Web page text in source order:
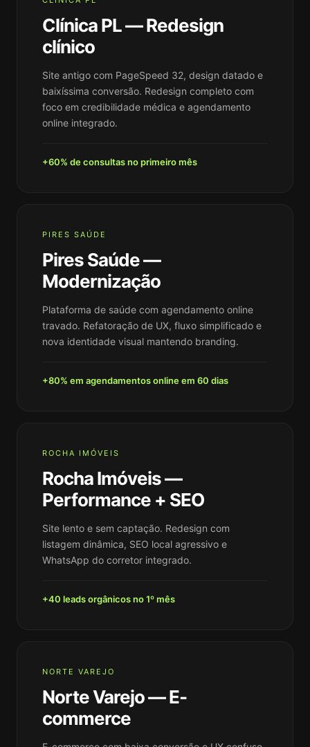
Clínica PL — Redesign
clínico
Site antigo com PageSpeed 32, design datado e
baixíssima conversão. Redesign completo com
foco em credibilidade médica e agendamento
online integrado.
+60% de consultas no primeiro mês
PIRES SAÚDE
Pires Saúde —
Modernização
Plataforma de saúde com agendamento online
travado. Refatoração de UX, fluxo simplificado e
nova identidade visual mantendo branding.
+80% em agendamentos online em 60 dias
ROCHA IMÓVEIS
Rocha Imóveis —
Performance + SEO
Site lento e sem captação. Redesign com
listagem dinâmica, SEO local agressivo e
WhatsApp do corretor integrado.
+40 leads orgânicos no 1º mês
NORTE VAREJO
Norte Varejo — E-
commerce